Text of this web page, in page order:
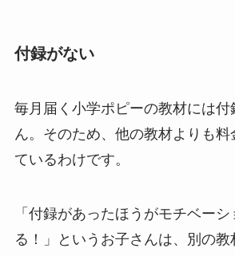
付録がない
毎月届く小学ポピーの教材には付
ん。そのため、他の教材よりも
ているわけです。
「付録があったほうがモチベー
る！」というお子さんは、別の教